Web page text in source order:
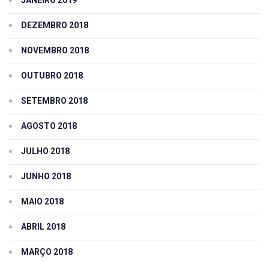
DEZEMBRO 2018
NOVEMBRO 2018
OUTUBRO 2018
SETEMBRO 2018
AGOSTO 2018
JULHO 2018
JUNHO 2018
MAIO 2018
ABRIL 2018
MARÇO 2018